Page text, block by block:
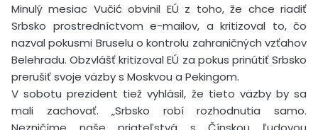
Minulý mesiac Vučić obvinil EÚ z toho, že chce riadiť
Srbsko prostredníctvom e-mailov, a kritizoval to, čo
nazval pokusmi Bruselu o kontrolu zahraničných vzťahov
Belehradu. Obzvlášť kritizoval EÚ za pokus prinútiť Srbsko
prerušiť svoje väzby s Moskvou a Pekingom.
V sobotu prezident tiež vyhlásil, že tieto väzby by sa
mali zachovať. „Srbsko robí rozhodnutia samo.